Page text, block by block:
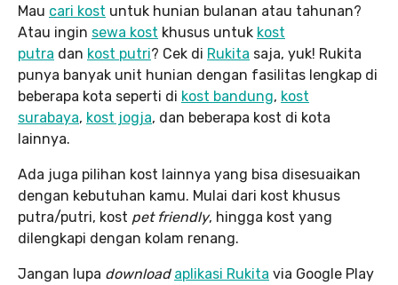
Mau cari kost untuk hunian bulanan atau tahunan?
Atau ingin sewa kost khusus untuk kost
putra dan kost putri? Cek di Rukita saja, yuk! Rukita
punya banyak unit hunian dengan fasilitas lengkap di
beberapa kota seperti di kost bandung, kost
surabaya, kost jogja, dan beberapa kost di kota
lainnya.
Ada juga pilihan kost lainnya yang bisa disesuaikan
dengan kebutuhan kamu. Mulai dari kost khusus
putra/putri, kost pet friendly, hingga kost yang
dilengkapi dengan kolam renang.
Jangan lupa download aplikasi Rukita via Google Play